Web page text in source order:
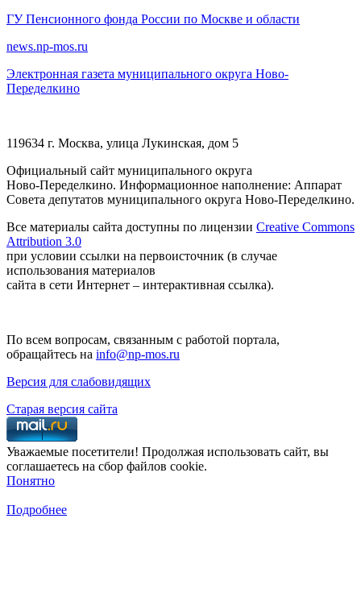
ГУ Пенсионного фонда России по Москве и области
news.np-mos.ru
Электронная газета муниципального округа Ново-
Переделкино
119634 г. Москва, улица Лукинская, дом 5
Официальный сайт муниципального округа
Ново-Переделкино. Информационное наполнение: Аппарат
Совета депутатов муниципального округа Ново-Переделкино.
Все материалы сайта доступны по лицензии Creative Commons
Attribution 3.0
при условии ссылки на первоисточник (в случае
использования материалов
сайта в сети Интернет – интерактивная ссылка).
По всем вопросам, связанным с работой портала,
обращайтесь на info@np-mos.ru
Версия для слабовидящих
Старая версия сайта
Уважаемые посетители! Продолжая использовать сайт, вы
соглашаетесь на сбор файлов cookie.
Понятно
Подробнее